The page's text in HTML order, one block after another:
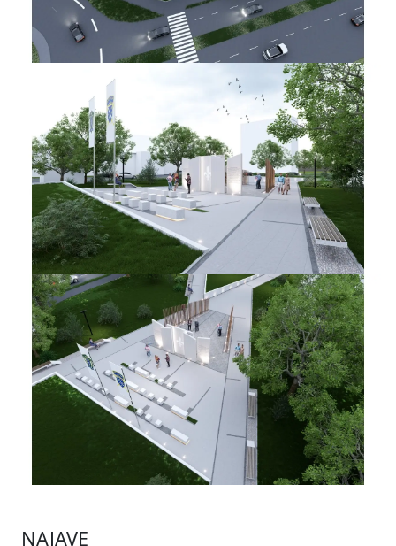
NAJAVE